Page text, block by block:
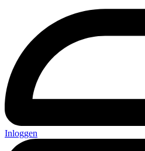
Inloggen